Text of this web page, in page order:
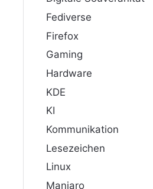
Fediverse
Firefox
Gaming
Hardware
KDE
KI
Kommunikation
Lesezeichen
Linux
Manjaro